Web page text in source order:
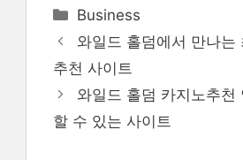
Categories
Business
와일드 홀덤에서 만나는
추천 사이트
와일드 홀덤 카지노추천
할 수 있는 사이트